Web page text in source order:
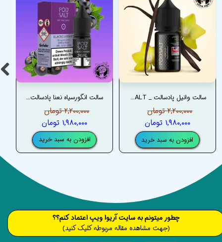
سالت انگورسیاه نعنا پادسالت _ PODSALT BLACKCURRANT MENTHOL SALT
۲,۲۰۰,۰۰۰ تومان
۱,۹۸۰,۰۰۰ تومان
افزودن به سبد خرید
سالت وانیل پادسالت _ PODSALT VANILLA SALT
۲,۲۰۰,۰۰۰ تومان
۱,۹۸۰,۰۰۰ تومان
افزودن به سبد خرید
​​​چطور میتونم به سایت آریوا ویپ اعتماد کنم؟؟
(جهت مشاهده مقاله مربوطه کلیک کنید)